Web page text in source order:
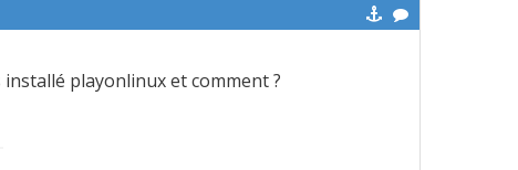
playonlinux et comment ?